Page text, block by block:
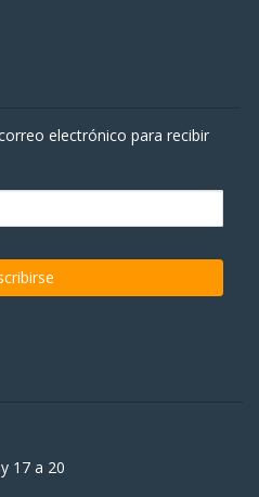
electrónico para recibir
17 a 20